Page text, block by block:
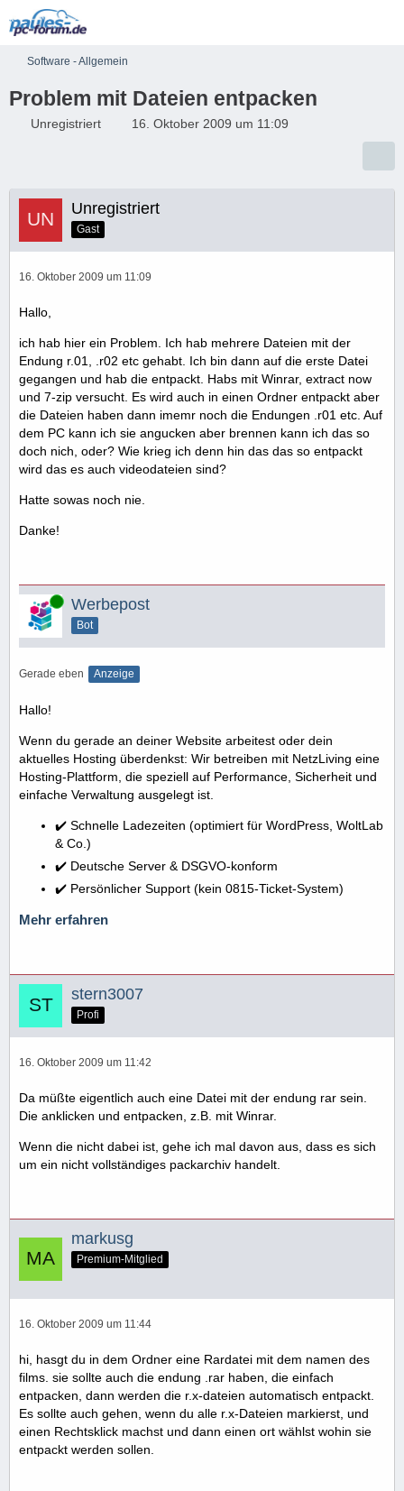
Software - Allgemein
Problem mit Dateien entpacken
Unregistriert 16. Oktober 2009 um 11:09
Unregistriert
Gast
16. Oktober 2009 um 11:09
Hallo,
ich hab hier ein Problem. Ich hab mehrere Dateien mit der
Endung r.01, .r02 etc gehabt. Ich bin dann auf die erste Datei
gegangen und hab die entpackt. Habs mit Winrar, extract now
und 7-zip versucht. Es wird auch in einen Ordner entpackt aber
die Dateien haben dann imemr noch die Endungen .r01 etc. Auf
dem PC kann ich sie angucken aber brennen kann ich das so
doch nich, oder? Wie krieg ich denn hin das das so entpackt
wird das es auch videodateien sind?
Hatte sowas noch nie.
Danke!
Online Werbepost
Bot
Gerade eben Anzeige
Hallo!
Wenn du gerade an deiner Website arbeitest oder dein
aktuelles Hosting überdenkst: Wir betreiben mit NetzLiving eine
Hosting-Plattform, die speziell auf Performance, Sicherheit und
einfache Verwaltung ausgelegt ist.
✔️ Schnelle Ladezeiten (optimiert für WordPress, WoltLab
& Co.)
✔️ Deutsche Server & DSGVO-konform
✔️ Persönlicher Support (kein 0815-Ticket-System)
Mehr erfahren
stern3007
Profi
16. Oktober 2009 um 11:42
Da müßte eigentlich auch eine Datei mit der endung rar sein.
Die anklicken und entpacken, z.B. mit Winrar.
Wenn die nicht dabei ist, gehe ich mal davon aus, dass es sich
um ein nicht vollständiges packarchiv handelt.
markusg
Premium-Mitglied
16. Oktober 2009 um 11:44
hi, hasgt du in dem Ordner eine Rardatei mit dem namen des
films. sie sollte auch die endung .rar haben, die einfach
entpacken, dann werden die r.x-dateien automatisch entpackt.
Es sollte auch gehen, wenn du alle r.x-Dateien markierst, und
einen Rechtsklick machst und dann einen ort wählst wohin sie
entpackt werden sollen.